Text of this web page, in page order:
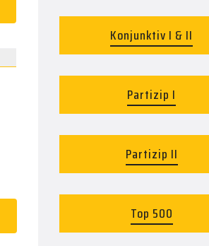
Konjunktiv I & II
Partizip I
Partizip II
Top 500